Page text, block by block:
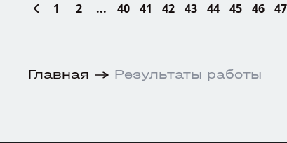
1 2 ... 40 41 42 43 44 45 46 47
Главная Результаты работы